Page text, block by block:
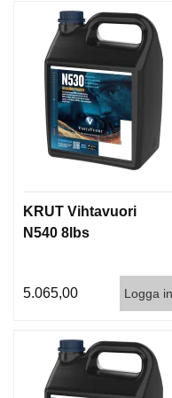
KRUT Vihtavuori
N540 8lbs
5.065,00 Logga